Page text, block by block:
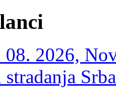
08. 2026,
stradanja